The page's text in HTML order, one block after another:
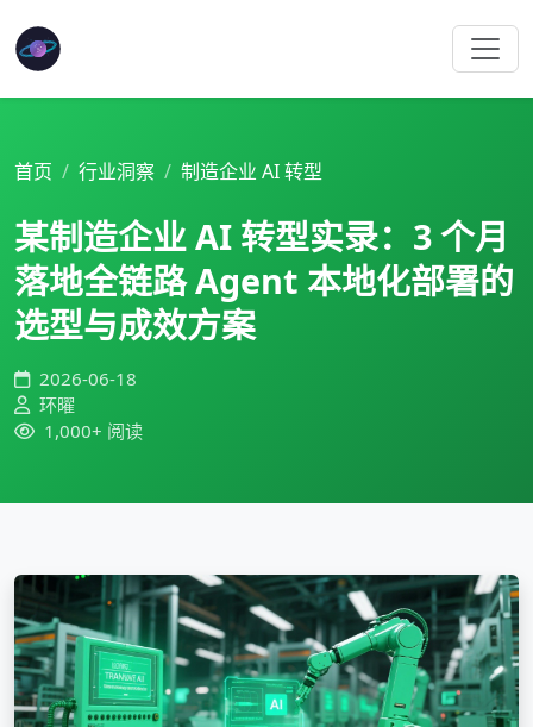
首页 行业洞察 制造企业 AI 转型
某制造企业 AI 转型实录：3 个月
落地全链路 Agent 本地化部署的
选型与成效方案
2026-06-18
环曜
1,000+ 阅读